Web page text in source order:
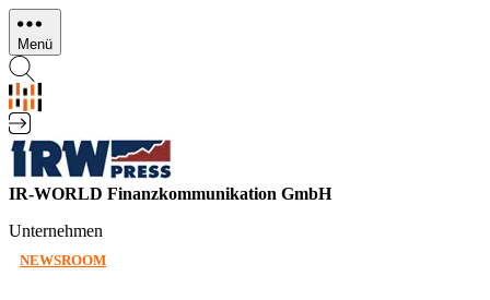
Direkt
zum
Inhalt
Menü
IR-WORLD Finanzkommunikation GmbH
Unternehmen
NEWSROOM